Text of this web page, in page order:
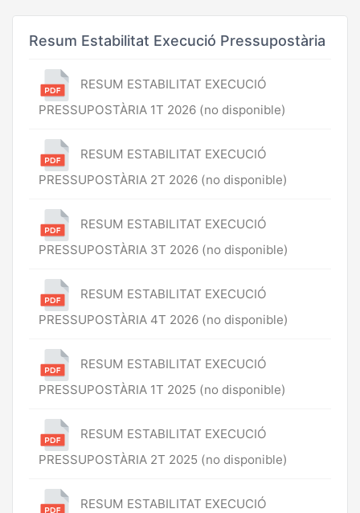
Resum Estabilitat Execució Pressupostària
RESUM ESTABILITAT EXECUCIÓ
PRESSUPOSTÀRIA 1T 2026 (no disponible)
RESUM ESTABILITAT EXECUCIÓ
PRESSUPOSTÀRIA 2T 2026 (no disponible)
RESUM ESTABILITAT EXECUCIÓ
PRESSUPOSTÀRIA 3T 2026 (no disponible)
RESUM ESTABILITAT EXECUCIÓ
PRESSUPOSTÀRIA 4T 2026 (no disponible)
RESUM ESTABILITAT EXECUCIÓ
PRESSUPOSTÀRIA 1T 2025 (no disponible)
RESUM ESTABILITAT EXECUCIÓ
PRESSUPOSTÀRIA 2T 2025 (no disponible)
RESUM ESTABILITAT EXECUCIÓ